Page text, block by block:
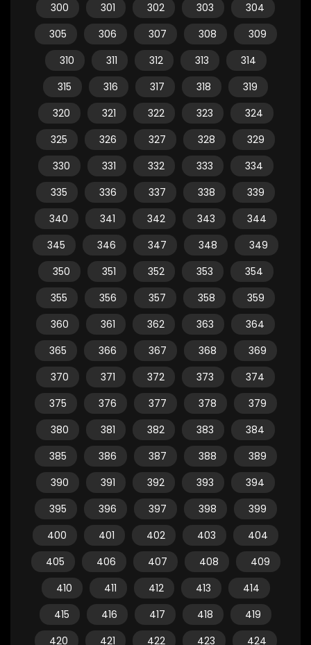
300
301 302 303
304
305
306 307 308
309
310
311 312 313
314
315
316 317 318
319
320
321 322 323
324
325
326 327 328
329
330
331 332 333
334
335
336 337 338
339
340
341 342 343
344
345
346 347 348
349
350
351 352 353
354
355
356 357 358
359
360
361 362 363
364
365
366 367 368
369
370
371 372 373
374
375
376 377 378
379
380
381 382 383
384
385
386 387 388
389
390
391 392 393
394
395
396 397 398
399
400
401 402 403
404
405
406 407 408
409
410
411 412 413
414
415
416 417 418
419
420
421 422 423 424